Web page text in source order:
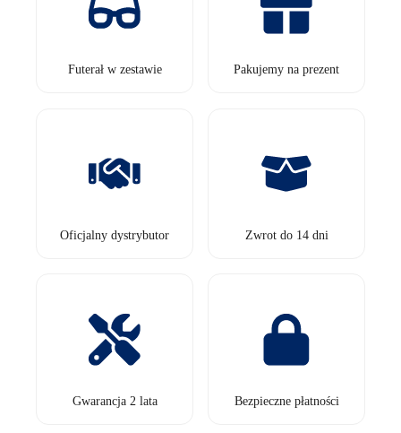
Futerał w zestawie Pakujemy na prezent
Oficjalny dystrybutor Zwrot do 14 dni
Gwarancja 2 lata Bezpieczne płatności